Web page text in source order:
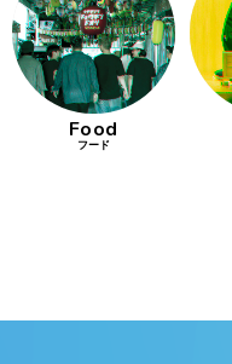
行動
するよう
ザインを
Food
フード